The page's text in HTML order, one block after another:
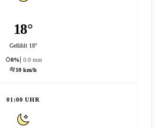
18°
Gefühlt 18°
0%
0.0 mm
10 km/h
01:00 UHR